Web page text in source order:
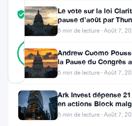
TRUST
SCORE
Vérifié
93%
RÉEL
votes
Mis à jour 2 mois il y a
Mozilla
fait
Le vote sur la loi
pause d’août par
5 min de lecture · Août 7,
Andrew Cuomo
la Pause du Congrès
Europe
5 min de lecture · Août 7,
Ark Invest dépense
en actions Block
5 min de lecture · Août 7,